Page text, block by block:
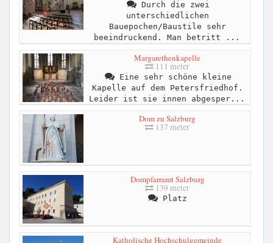
Durch die zwei
unterschiedlichen
Bauepochen/Baustile sehr
beeindruckend. Man betritt ...
Margarethenkapelle
111 meter
Eine sehr schöne kleine
Kapelle auf dem Petersfriedhof.
Leider ist sie innen abgesper...
Dom zu Salzburg
137 meter
Dompfarramt Salzburg
139 meter
Platz
Katholische Hochschulgemeinde